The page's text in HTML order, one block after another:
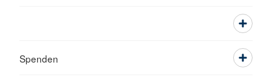
Spenden